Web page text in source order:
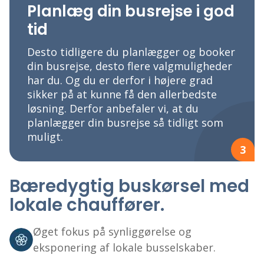
Planlæg din busrejse i god
tid
Desto tidligere du planlægger og booker
din busrejse, desto flere valgmuligheder
har du. Og du er derfor i højere grad
sikker på at kunne få den allerbedste
løsning. Derfor anbefaler vi, at du
planlægger din busrejse så tidligt som
muligt.
3
Bæredygtig buskørsel med
lokale chauffører.
Øget fokus på synliggørelse og
eksponering af lokale busselskaber.